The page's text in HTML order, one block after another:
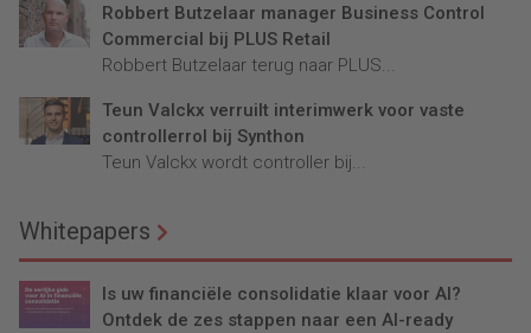
Robbert Butzelaar manager Business Control
Commercial bij PLUS Retail
Robbert Butzelaar terug naar PLUS...
Teun Valckx verruilt interimwerk voor vaste
controllerrol bij Synthon
Teun Valckx wordt controller bij...
Whitepapers
Is uw financiële consolidatie klaar voor AI?
Ontdek de zes stappen naar een AI-ready